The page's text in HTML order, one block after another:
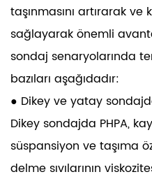
taşınmasını artırarak
sağlayarak önemli
sondaj senaryolarında
bazıları aşağıdadır:
● Dikey ve yatay
Dikey sondajda PHPA,
süspansiyon ve taşıma
delme sıvılarının